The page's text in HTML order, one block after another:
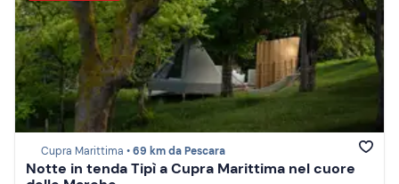
Cupra Marittima •69 km da Pescara
Notte in tenda Tipì a Cupra Marittima nel cuore